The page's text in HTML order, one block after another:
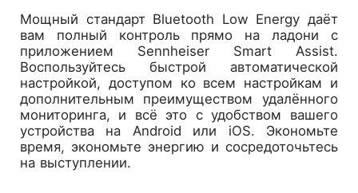
Мощный стандарт Bluetooth Low Energy даёт
вам полный контроль прямо на ладони с
приложением Sennheiser Smart Assist.
Воспользуйтесь быстрой автоматической
настройкой, доступом ко всем настройкам и
дополнительным преимуществом удалённого
мониторинга, и всё это с удобством вашего
устройства на Android или iOS. Экономьте
время, экономьте энергию и сосредоточьтесь
на выступлении.